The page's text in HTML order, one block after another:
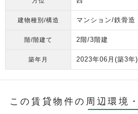
建物種別/構造 マンション/鉄骨造
階/階建て 2階/3階建
築年月 2023年06月 (築3年)
この賃貸物件の周辺環境・